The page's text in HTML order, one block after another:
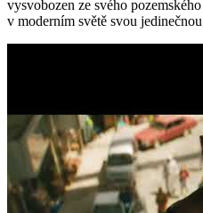
vysvobozen ze svého
v moderním světě svou